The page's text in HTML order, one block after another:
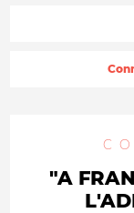
"A